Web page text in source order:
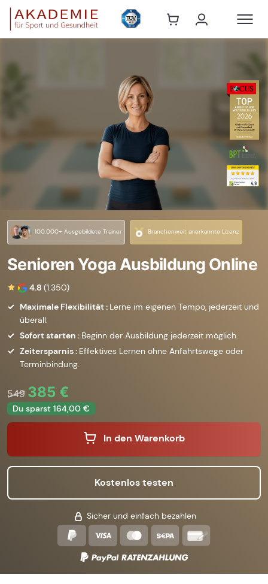
100.000+ Ausgebildete Trainer Branchenweit anerkannte Lizenz
Senioren Yoga Ausbildung Online
4.8 (1.350)
Maximale Flexibilität : Lerne im eigenen Tempo, jederzeit und
überall.
Sofort starten : Beginn der Ausbildung jederzeit möglich.
Zeitersparnis : Effektives Lernen ohne Anfahrtswege oder
Terminbindung.
549 385 €
Du sparst 164,00 €
In den Warenkorb
Kostenlos testen
Sicher und einfach bezahlen